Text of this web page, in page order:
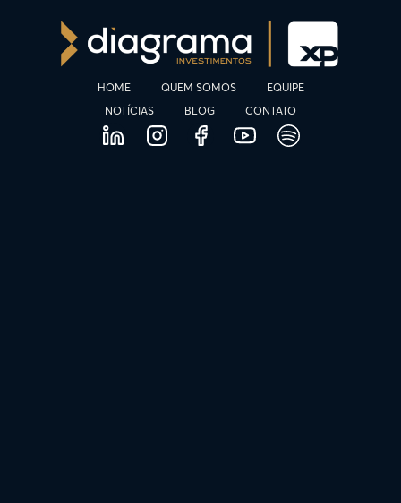
HOME QUEM SOMOS
EQUIPE
NOTÍCIAS
BLOG CONTATO